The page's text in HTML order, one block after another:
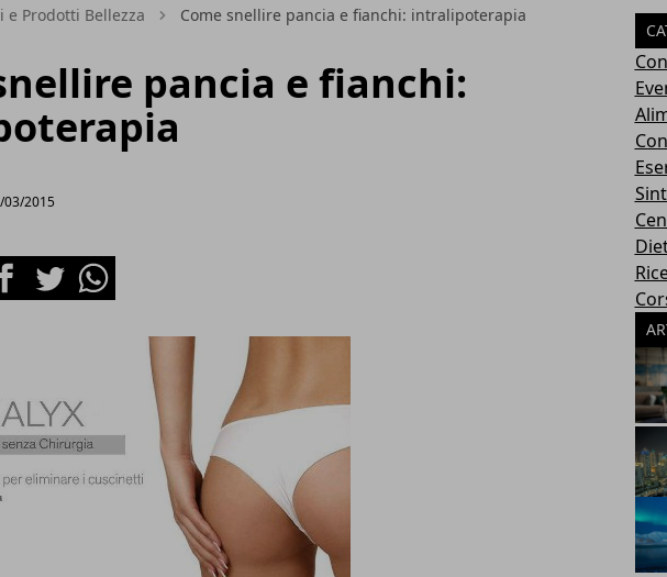
e Prodotti Bellezza Come snellire pancia e fianchi: intralipoterapia
pancia e fianchi:
03/2015
TwitterWhatsapp